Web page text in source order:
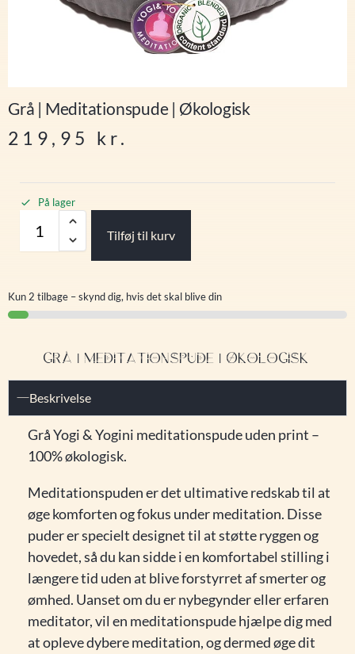
Grå | Meditationspude | Økologisk
219,95 kr.
På lager
Tilføj til kurv
Kun 2 tilbage – skynd dig, hvis det skal blive din
GRÅ | MEDITATIONSPUDE | ØKOLOGISK
Beskrivelse
Grå Yogi & Yogini meditationspude uden print –
100% økologisk.
Meditationspuden er det ultimative redskab til at
øge komforten og fokus under meditation. Disse
puder er specielt designet til at støtte ryggen og
hovedet, så du kan sidde i en komfortabel stilling i
længere tid uden at blive forstyrret af smerter og
ømhed. Uanset om du er nybegynder eller erfaren
meditator, vil en meditationspude hjælpe dig med
at opleve dybere meditation, og dermed øge dit